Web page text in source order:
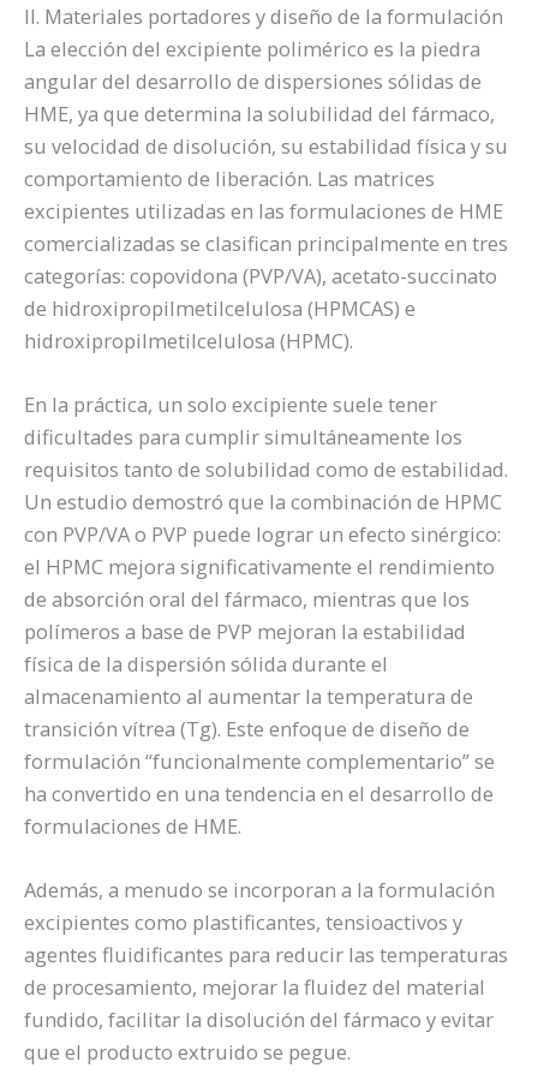
II. Materiales portadores y diseño de la formulación
La elección del excipiente polimérico es la piedra
angular del desarrollo de dispersiones sólidas de
HME, ya que determina la solubilidad del fármaco,
su velocidad de disolución, su estabilidad física y su
comportamiento de liberación. Las matrices
excipientes utilizadas en las formulaciones de HME
comercializadas se clasifican principalmente en tres
categorías: copovidona (PVP/VA), acetato-succinato
de hidroxipropilmetilcelulosa (HPMCAS) e
hidroxipropilmetilcelulosa (HPMC).
En la práctica, un solo excipiente suele tener
dificultades para cumplir simultáneamente los
requisitos tanto de solubilidad como de estabilidad.
Un estudio demostró que la combinación de HPMC
con PVP/VA o PVP puede lograr un efecto sinérgico:
el HPMC mejora significativamente el rendimiento
de absorción oral del fármaco, mientras que los
polímeros a base de PVP mejoran la estabilidad
física de la dispersión sólida durante el
almacenamiento al aumentar la temperatura de
transición vítrea (Tg). Este enfoque de diseño de
formulación “funcionalmente complementario” se
ha convertido en una tendencia en el desarrollo de
formulaciones de HME.
Además, a menudo se incorporan a la formulación
excipientes como plastificantes, tensioactivos y
agentes fluidificantes para reducir las temperaturas
de procesamiento, mejorar la fluidez del material
fundido, facilitar la disolución del fármaco y evitar
que el producto extruido se pegue.